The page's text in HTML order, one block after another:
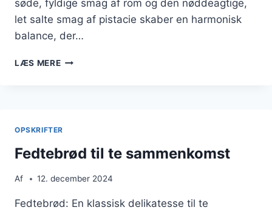
søde, fyldige smag af rom og den nøddeagtige,
let salte smag af pistacie skaber en harmonisk
balance, der…
LÆS MEREEKSOTISK
OPSKRIFTER
Fedtebrød til te sammenkomst
Af 12. december 2024
Fedtebrød: En klassisk delikatesse til te